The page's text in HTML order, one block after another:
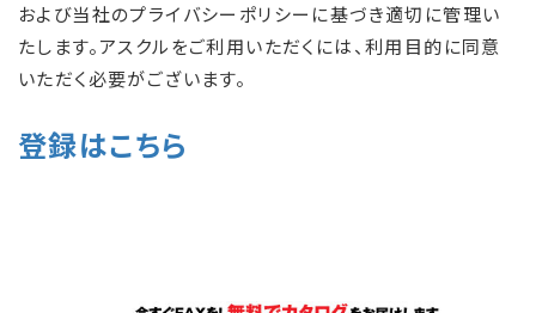
および当社のプライバシーポリシーに基づき適切に管理い
たします。アスクルをご利用いただくには、利用目的に同意
いただく必要がございます。
登録はこちら